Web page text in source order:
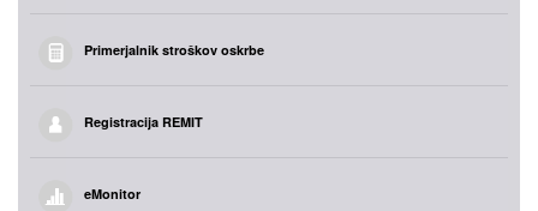
Primerjalnik stroškov oskrbe
Registracija REMIT
eMonitor